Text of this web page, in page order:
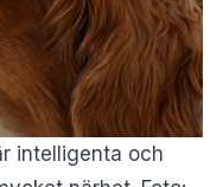
intelligenta och